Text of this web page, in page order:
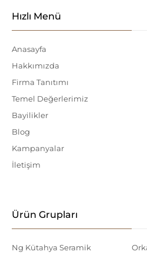
Hızlı Menü
Anasayfa
Hakkımızda
Firma Tanıtımı
Temel Değerlerimiz
Bayilikler
Blog
Kampanyalar
İletişim
Ürün Grupları
Ng Kütahya Seramik